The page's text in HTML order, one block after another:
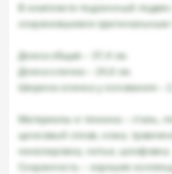
В комплекте подлинный подвес с
сохранившимся
Длина общая – 37,4 см.
Длина клинка – 24,6 см.
Ширина клинка у основания –
Материалы и техника – сталь,
цинковый сплав, кожа,
никелировка, литье, шлифовка.
Сохранность – хорошее